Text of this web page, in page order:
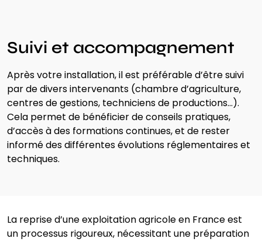
Suivi et accompagnement
Aprèsvotre installation, il est préférabled’être suivi
parde diversintervenants(chambre d’agriculture,
centres de gestions, techniciensde productions…).
Cela permet de bénéficier de conseilspratiques,
d’accès à des formations continues, et de rester
informé desdifférentesévolutionsréglementaireset
techniques.
La reprise d’une exploitation agricole en France est
un processus rigoureux, nécessitant une préparation